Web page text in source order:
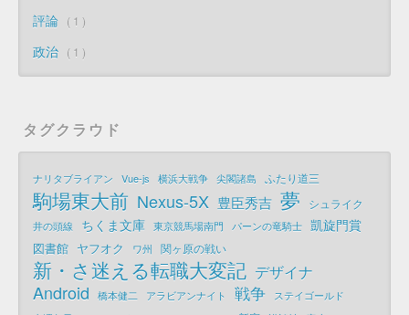
評論 1
政治 1
タグクラウド
ナリタブライアン Vue-js 横浜大戦争 尖閣諸島 ふたり道三
駒場東大前 Nexus-5X 豊臣秀吉 夢 シュライク
井の頭線 ちくま文庫 東京競馬場南門 パーンの竜騎士 凱旋門賞
図書館 ヤフオク ワ州 関ヶ原の戦い
新・さ迷える転職大変記 デザイナ
Android 橋本健二 アラビアンナイト 戦争
ステイゴールド